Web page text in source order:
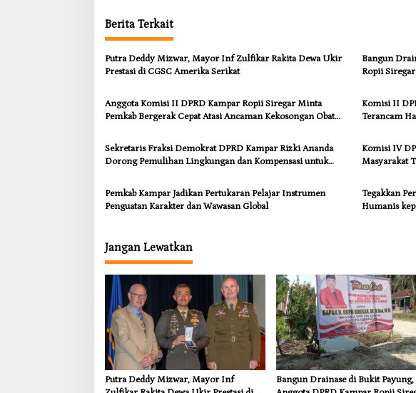
Berita Terkait
Putra Deddy Mizwar, Mayor Inf Zulfikar Rakita Dewa Ukir
Prestasi di CGSC Amerika Serikat
Bangun
Ropii
Anggota Komisi II DPRD Kampar Ropii Siregar Minta
Pemkab Bergerak Cepat Atasi Ancaman Kekosongan Obat
Komisi II
Terancam
Sekretaris Fraksi Demokrat DPRD Kampar Rizki Ananda
Dorong Pemulihan Lingkungan dan Kompensasi untuk
Komisi IV
Masyarakat
Pemkab Kampar Jadikan Pertukaran Pelajar Instrumen
Penguatan Karakter dan Wawasan Global
Tegakkan
Humanis
Jangan Lewatkan
Putra Deddy Mizwar, Mayor Inf
Bangun Drainase di Bukit Payung,